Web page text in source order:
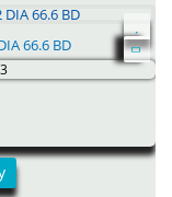
66.6 BD
3